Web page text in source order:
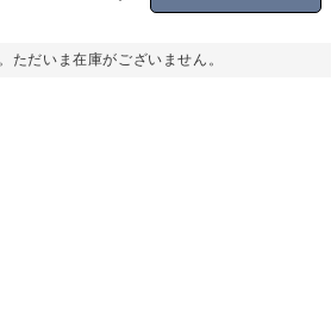
ただいま在庫がございません。